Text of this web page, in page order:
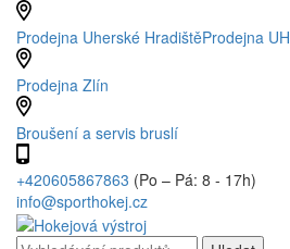
Prodejna Uherské HradištěProdejna UH
Prodejna Zlín
Broušení a servis bruslí
+420605867863 (Po – Pá: 8 - 17h)
info@sporthokej.cz